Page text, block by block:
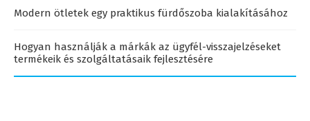
Modern ötletek egy praktikus fürdőszoba kialakításához
Hogyan használják a márkák az ügyfél-visszajelzéseket
termékeik és szolgáltatásaik fejlesztésére